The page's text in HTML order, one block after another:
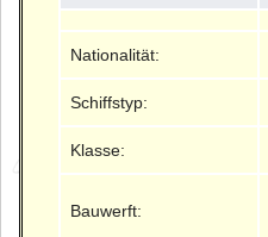
Nationalität:
Schiffstyp:
Klasse:
Bauwerft: